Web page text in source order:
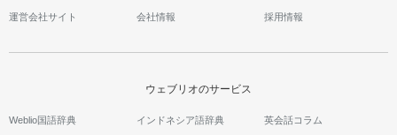
運営会社サイト 会社情報 採用情報
ウェブリオのサービス
Weblio国語辞典 インドネシア語辞典 英会話コラム